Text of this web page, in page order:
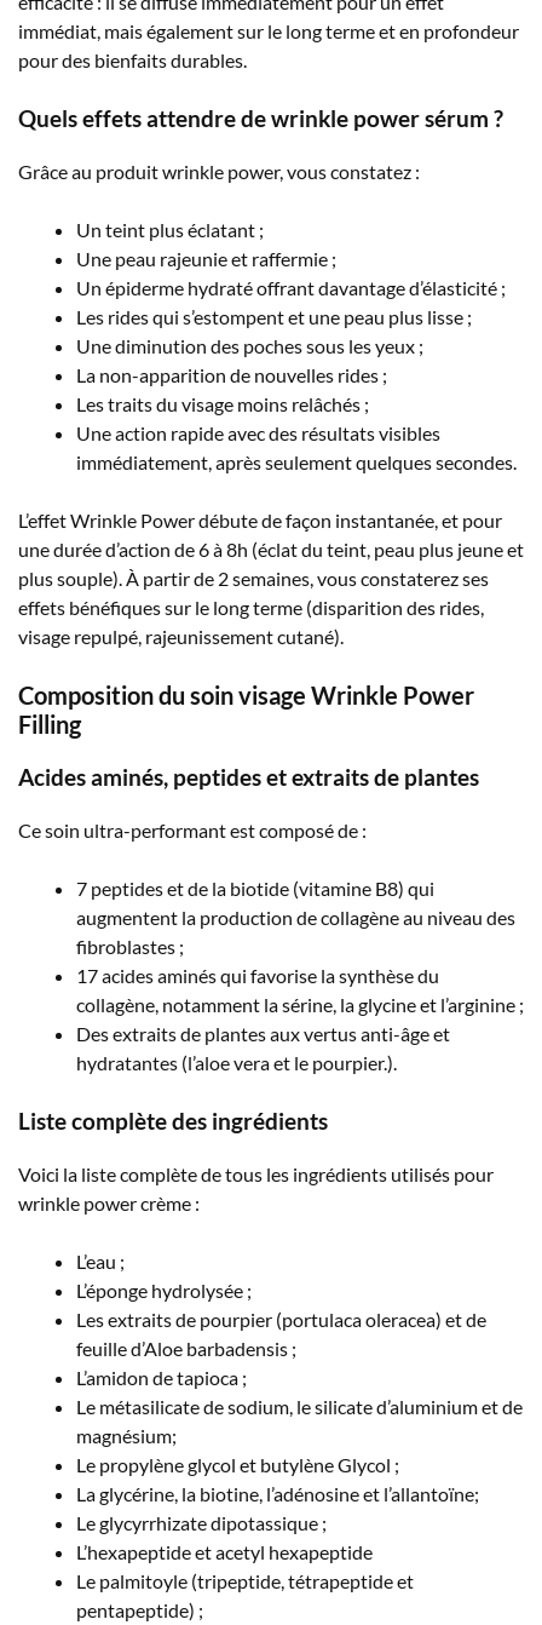
immédiat, mais également sur le long terme et en profondeur
pour des bienfaits durables.
Quels effets attendre de wrinkle power sérum ?
Grâce au produit wrinkle power, vous constatez :
Un teint plus éclatant ;
Une peau rajeunie et raffermie ;
Un épiderme hydraté offrant davantage d’élasticité ;
Les rides qui s’estompent et une peau plus lisse ;
Une diminution des poches sous les yeux ;
La non-apparition de nouvelles rides ;
Les traits du visage moins relâchés ;
Une action rapide avec des résultats visibles
immédiatement, après seulement quelques secondes.
L’effet Wrinkle Power débute de façon instantanée, et pour
une durée d’action de 6 à 8h (éclat du teint, peau plus jeune et
plus souple). À partir de 2 semaines, vous constaterez ses
effets bénéfiques sur le long terme (disparition des rides,
visage repulpé, rajeunissement cutané).
Composition du soin visage Wrinkle Power
Filling
Acides aminés, peptides et extraits de plantes
Ce soin ultra-performant est composé de :
7 peptides et de la biotide (vitamine B8) qui
augmentent la production de collagène au niveau des
fibroblastes ;
17 acides aminés qui favorise la synthèse du
collagène, notamment la sérine, la glycine et l’arginine ;
Des extraits de plantes aux vertus anti-âge et
hydratantes (l’aloe vera et le pourpier.).
Liste complète des ingrédients
Voici la liste complète de tous les ingrédients utilisés pour
wrinkle power crème :
L’eau ;
L’éponge hydrolysée ;
Les extraits de pourpier (portulaca oleracea) et de
feuille d’Aloe barbadensis ;
L’amidon de tapioca ;
Le métasilicate de sodium, le silicate d’aluminium et de
magnésium;
Le propylène glycol et butylène Glycol ;
La glycérine, la biotine, l’adénosine et l’allantoïne;
Le glycyrrhizate dipotassique ;
L’hexapeptide et acetyl hexapeptide
Le palmitoyle (tripeptide, tétrapeptide et
pentapeptide) ;